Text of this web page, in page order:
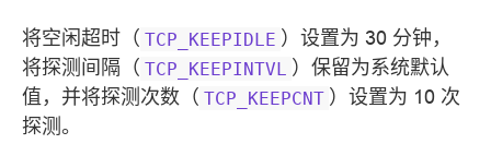
将空闲超时（ TCP_KEEPIDLE ）设置为 30 分钟，
将探测间隔（ TCP_KEEPINTVL ）保留为系统默认
值，并将探测次数（ TCP_KEEPCNT ）设置为 10 次
探测。